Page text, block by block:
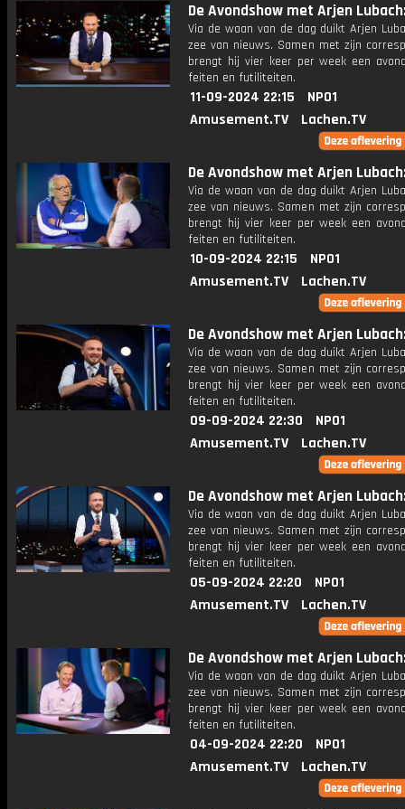
De Avondshow met Arjen
Via de waan van de dag duikt Arjen
zee van nieuws. Samen met zijn
brengt hij vier keer per week een
feiten en futiliteiten.
11-09-2024 22:15
NPO1
Amusement.TV
Lachen.TV
De Avondshow met Arjen
Via de waan van de dag duikt Arjen
zee van nieuws. Samen met zijn
brengt hij vier keer per week een
feiten en futiliteiten.
10-09-2024 22:15
NPO1
Amusement.TV
Lachen.TV
De Avondshow met Arjen
Via de waan van de dag duikt Arjen
zee van nieuws. Samen met zijn
brengt hij vier keer per week een
feiten en futiliteiten.
09-09-2024 22:30
NPO1
Amusement.TV
Lachen.TV
De Avondshow met Arjen
Via de waan van de dag duikt Arjen
zee van nieuws. Samen met zijn
brengt hij vier keer per week een
feiten en futiliteiten.
05-09-2024 22:20
NPO1
Amusement.TV
Lachen.TV
De Avondshow met Arjen
Via de waan van de dag duikt Arjen
zee van nieuws. Samen met zijn
brengt hij vier keer per week een
feiten en futiliteiten.
04-09-2024 22:20
NPO1
Amusement.TV
Lachen.TV